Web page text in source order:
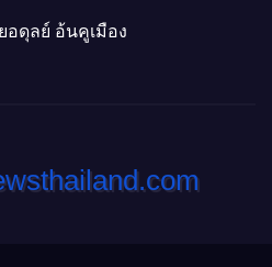
อดุลย์ อ้นคูเมือง